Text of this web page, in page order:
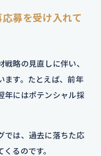
募を受け入れて
略の見直しに伴い、
ます。たとえば、前年
年にはポテンシャル採
では、過去に落ちた応
るのです。